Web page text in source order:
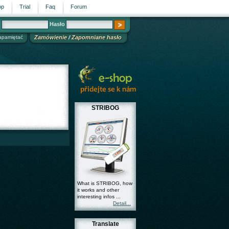
Trial Faq Forum
Hasło
Zamówienie/Zapomniane hasło
STRIBOG
What is STRIBOG, how
it works and other
interesting infos ...
Detail...
Translate